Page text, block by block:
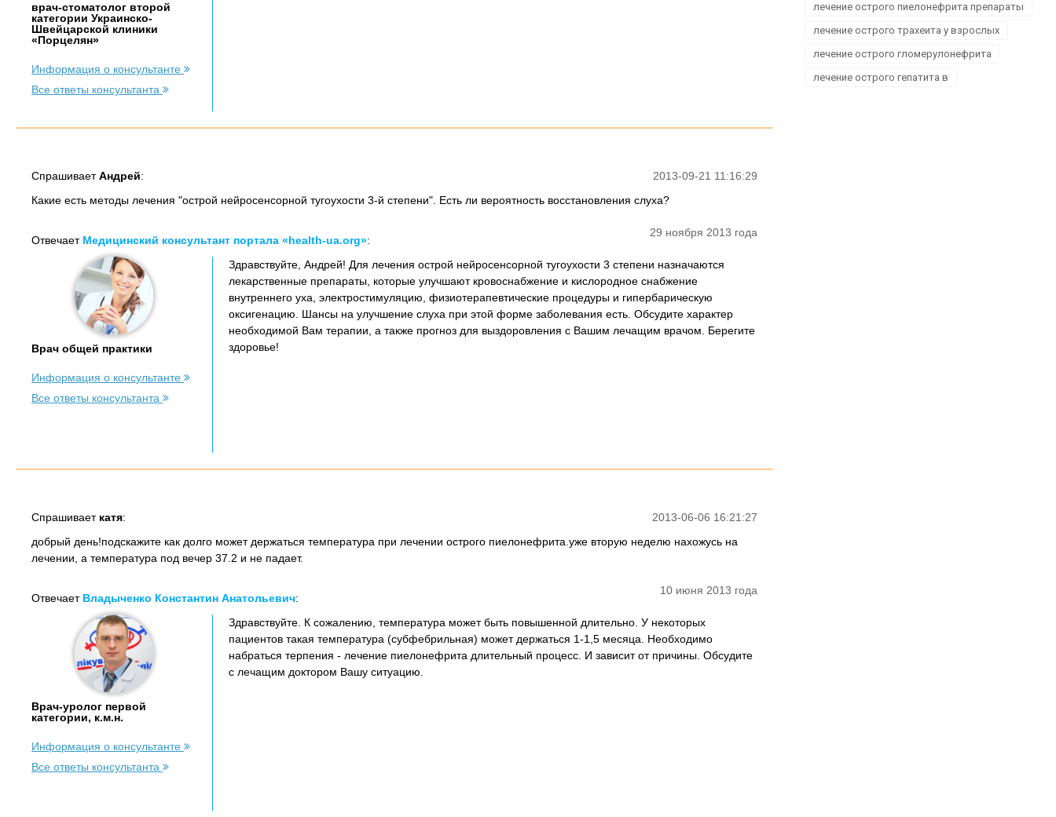
врач-стоматолог второй
категории Украинско-
Швейцарской клиники
«Порцелян»
Информация о консультанте
Все ответы консультанта
2013-09-21 11:16:29
СпрашиваетАндрей:
Какие есть методы лечения "острой нейросенсорной тугоухости 3-й степени". Есть ли вероятность восстановления слуха?
29 ноября 2013 года
Отвечает Медицинский консультант портала «health-ua.org»:
Врач общей практики
Информация о консультанте
Все ответы консультанта
Здравствуйте, Андрей! Для лечения острой нейросенсорной тугоухости 3 степени назначаются
лекарственные препараты, которые улучшают кровоснабжение и кислородное снабжение
внутреннего уха, электростимуляцию, физиотерапевтические процедуры и гипербарическую
оксигенацию. Шансы на улучшение слуха при этой форме заболевания есть. Обсудите характер
необходимой Вам терапии, а также прогноз для выздоровления с Вашим лечащим врачом. Берегите
здоровье!
2013-06-06 16:21:27
Спрашивает катя:
добрый день!подскажите как долго может держаться температура при лечении острого пиелонефрита.уже вторую неделю нахожусь на
лечении, а температура под вечер 37.2 и не падает.
10 июня 2013 года
Отвечает Владыченко Константин Анатольевич:
Врач-уролог первой
категории, к.м.н.
Информация о консультанте
Все ответы консультанта
Здравствуйте. К сожалению, температура может быть повышенной длительно. У некоторых
пациентов такая температура (субфебрильная) может держаться 1-1,5 месяца. Необходимо
набраться терпения - лечение пиелонефрита длительный процесс. И зависит от причины. Обсудите
с лечащим доктором Вашу ситуацию.
лечение острого пиелонефрита препараты
лечение острого трахеита у взрослых
лечение острого гломерулонефрита
лечение острого гепатита в